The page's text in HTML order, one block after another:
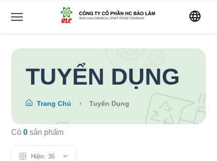
TUYỂN DỤNG
Trang Chủ Tuyển Dụng
Có0 sản phẩm
Hiện: 36